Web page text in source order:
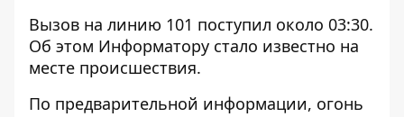
Вызов на линию 101 поступил около 03:30.
Об этом Информатору стало известно на
месте происшествия.
По предварительной информации, огонь